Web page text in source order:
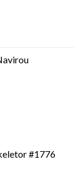
#1776